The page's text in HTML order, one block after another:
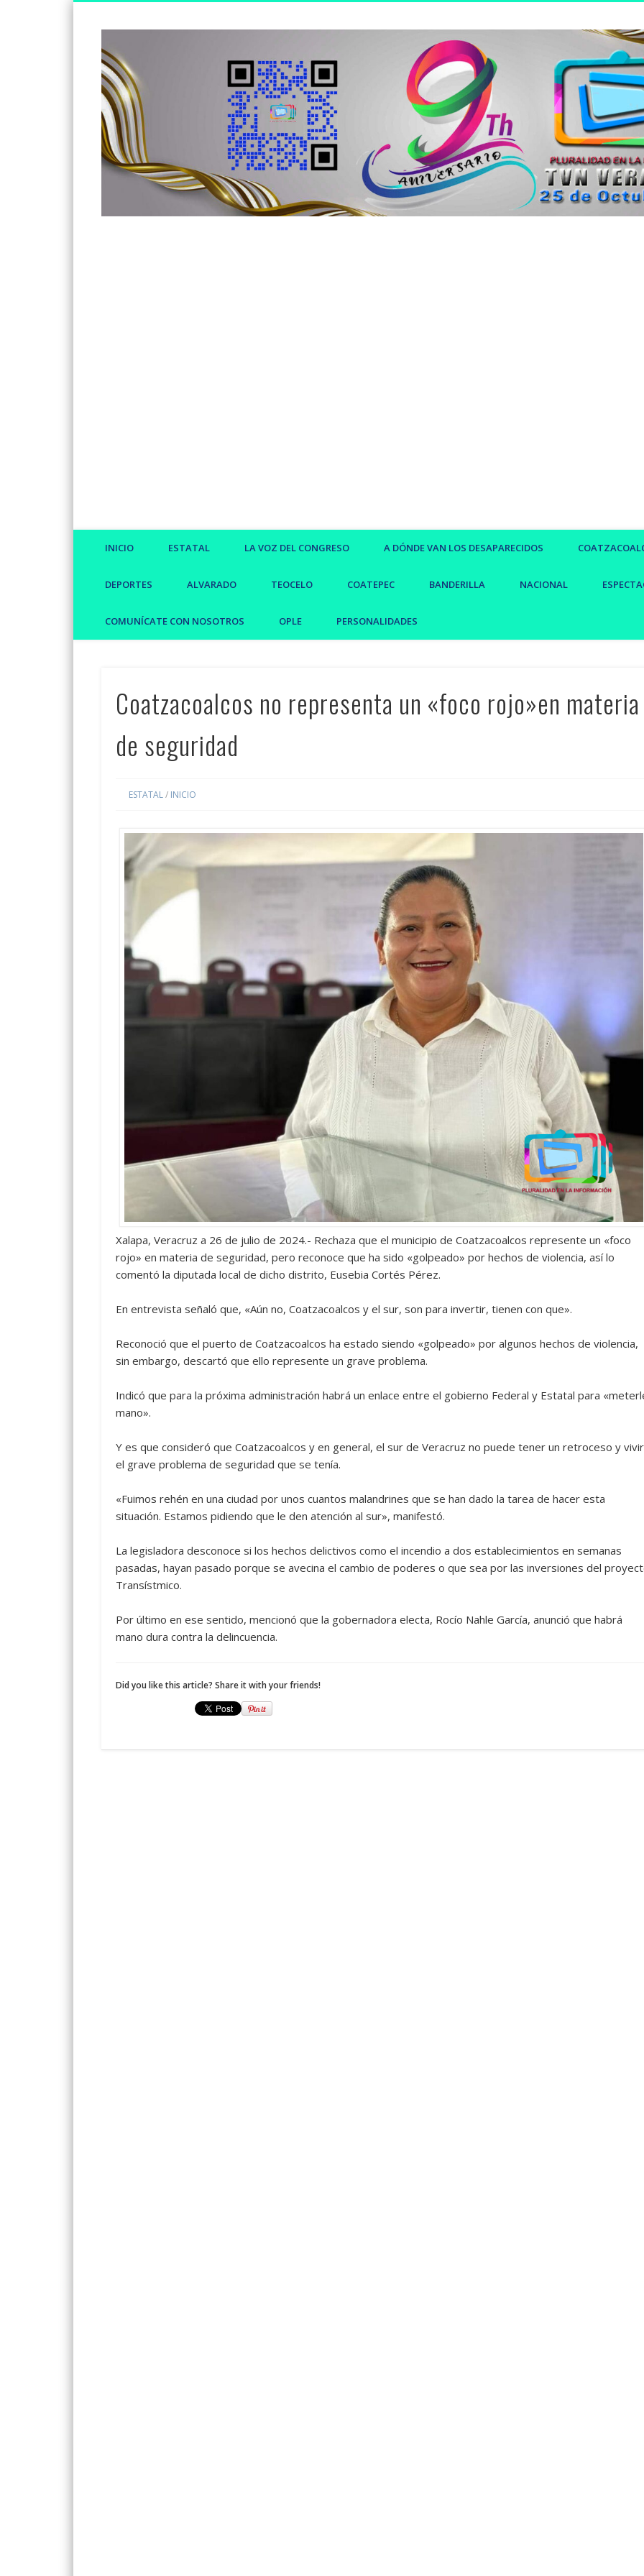
Somos un medio de información independiente, con visión joven.
INICIO ESTATAL LA VOZ DEL CONGRESO A DÓNDE VAN LOS DESAPARECIDOS
DEPORTES ALVARADO TEOCELO COATEPEC BANDERILLA NACIONAL
COMUNÍCATE CON NOSOTROS OPLE PERSONALIDADES
Coatzacoalcos no representa un «foco rojo»en materia
de seguridad
ESTATAL/ INICIO
Xalapa, Veracruz a 26 de julio de 2024.- Rechaza que el municipio de Coatzacoalcos represente un «foco
rojo» en materia de seguridad, pero reconoce que ha sido «golpeado» por hechos de violencia, así lo
comentó la diputada local de dicho distrito, Eusebia Cortés Pérez.
En entrevista señaló que, «Aún no, Coatzacoalcos y el sur, son para invertir, tienen con que».
Reconoció que el puerto de Coatzacoalcos ha estado siendo «golpeado» por algunos hechos de violencia,
sin embargo, descartó que ello represente un grave problema.
Indicó que para la próxima administración habrá un enlace entre el gobierno Federal y Estatal para
mano».
Y es que consideró que Coatzacoalcos y en general, el sur de Veracruz no puede tener un retroceso y vivir
el grave problema de seguridad que se tenía.
«Fuimos rehén en una ciudad por unos cuantos malandrines que se han dado la tarea de hacer esta
situación. Estamos pidiendo que le den atención al sur», manifestó.
La legisladora desconoce si los hechos delictivos como el incendio a dos establecimientos en semanas
pasadas, hayan pasado porque se avecina el cambio de poderes o que sea por las inversiones del
Transístmico.
Por último en ese sentido, mencionó que la gobernadora electa, Rocío Nahle García, anunció que habrá
mano dura contra la delincuencia.
Did you like this article? Share it with your friends!